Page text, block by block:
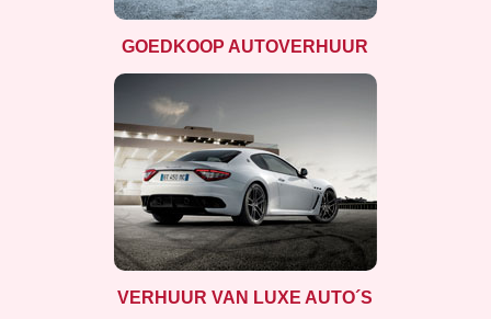
GOEDKOOP AUTOVERHUUR
VERHUUR VAN LUXE AUTO´S